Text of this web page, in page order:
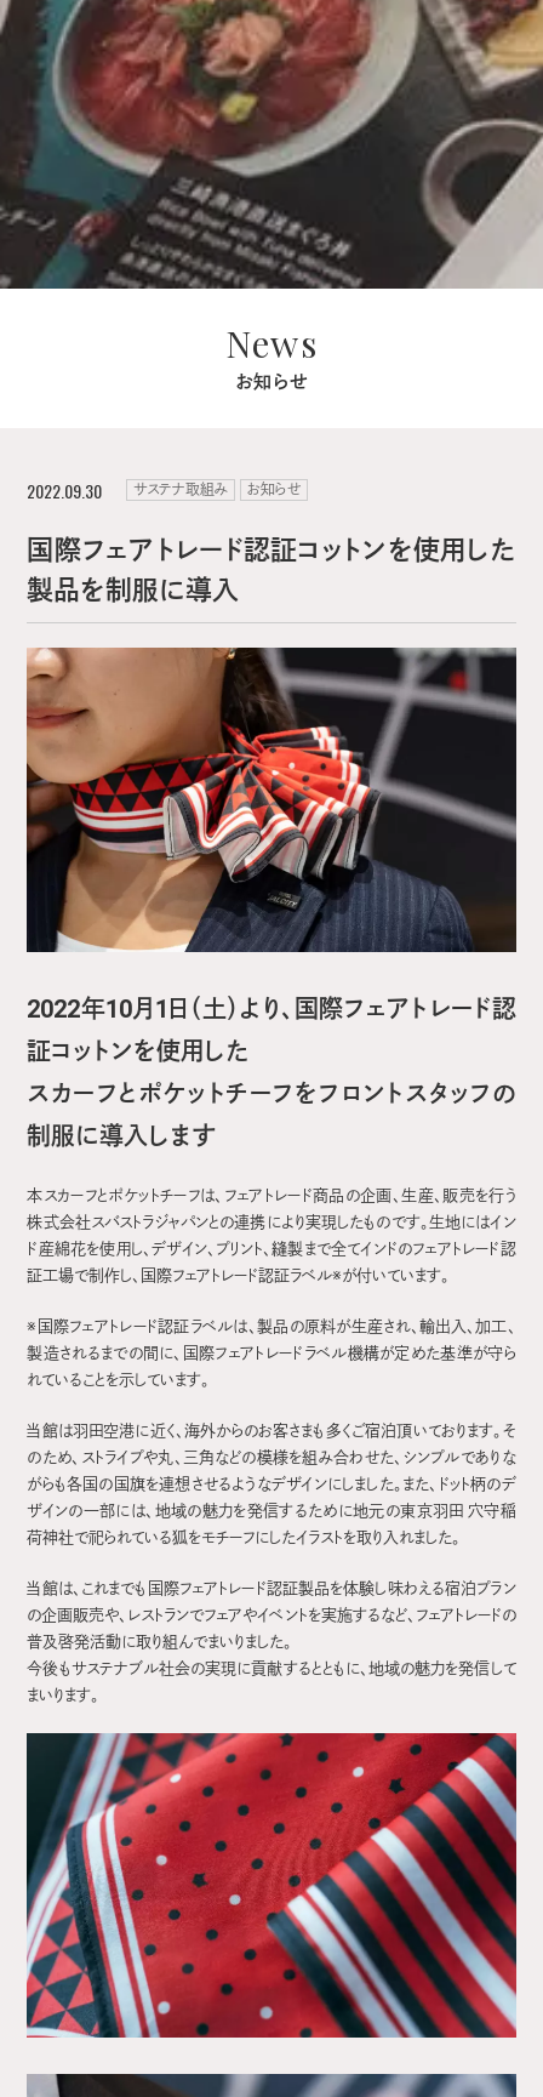
News
お知らせ
2022.09.30 サステナ取組み お知らせ
国際フェアトレード認証コットンを使用した
製品を制服に導入
2022年10月1日（土）より、国際フェアトレード認
証コットンを使用した
スカーフとポケットチーフをフロントスタッフの
制服に導入します
本スカーフとポケットチーフは、フェアトレード商品の企画、生産、販売を行う
株式会社スバストラジャパンとの連携により実現したものです。生地にはイン
ド産綿花を使用し、デザイン、プリント、縫製まで全てインドのフェアトレード認
証工場で制作し、国際フェアトレード認証ラベル※が付いています。
※国際フェアトレード認証ラベルは、製品の原料が生産され、輸出入、加工、
製造されるまでの間に、国際フェアトレードラベル機構が定めた基準が守ら
れていることを示しています。
当館は羽田空港に近く、海外からのお客さまも多くご宿泊頂いております。そ
のため、ストライプや丸、三角などの模様を組み合わせた、シンプルでありな
がらも各国の国旗を連想させるようなデザインにしました。また、ドット柄のデ
ザインの一部には、地域の魅力を発信するために地元の東京羽田 穴守稲
荷神社で祀られている狐をモチーフにしたイラストを取り入れました。
当館は、これまでも国際フェアトレード認証製品を体験し味わえる宿泊プラン
の企画販売や、レストランでフェアやイベントを実施するなど、フェアトレードの
普及啓発活動に取り組んでまいりました。
今後もサステナブル社会の実現に貢献するとともに、地域の魅力を発信して
まいります。